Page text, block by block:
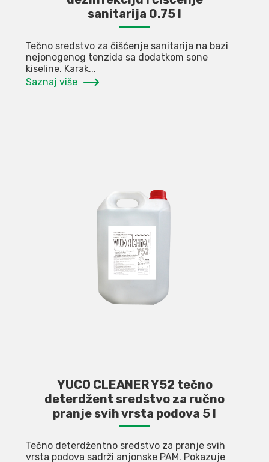
sanitarija 0.75 l
Tečno sredstvo za čišćenje sanitarija na bazi
nejonogenog tenzida sa dodatkom sone
kiseline. Karak...
Saznaj više
YUCO CLEANER Y52 tečno
deterdžent sredstvo za ručno
pranje svih vrsta podova 5 l
Tečno deterdžentno sredstvo za pranje svih
vrsta podova sadrži anjonske PAM. Pokazuje